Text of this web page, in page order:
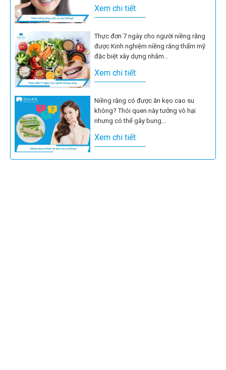
Xem chi tiết
Thực đơn 7 ngày cho người niềng răng
được Kinh nghiệm niềng răng thẩm mỹ
đặc biệt xây dựng nhằm...
Xem chi tiết
Niềng răng có được ăn kẹo cao su
không? Thói quen này tưởng vô hại
nhưng có thể gây bung...
Xem chi tiết